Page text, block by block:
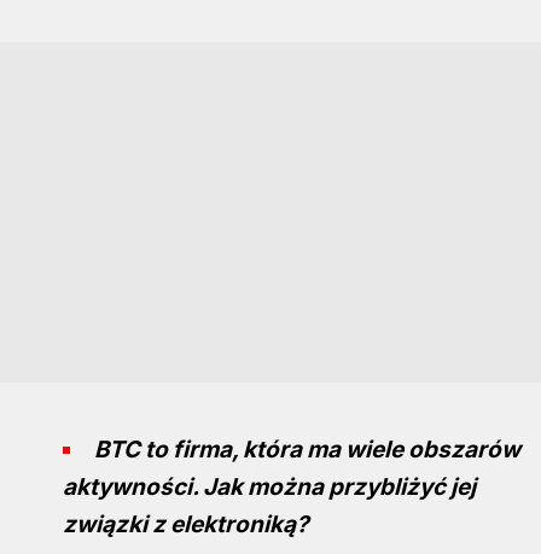
BTC to firma, która ma wiele obszarów
aktywności. Jak można przybliżyć jej
związki z elektroniką?